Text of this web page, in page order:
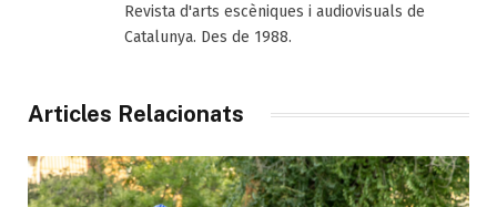
Revista d'arts escèniques i audiovisuals de
Catalunya. Des de 1988.
Articles Relacionats